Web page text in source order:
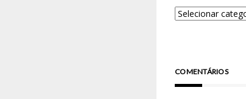
COMENTÁRIOS